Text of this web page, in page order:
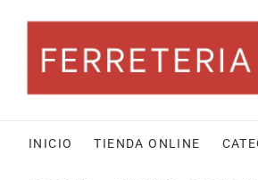
INICIO TIENDA ONLINE